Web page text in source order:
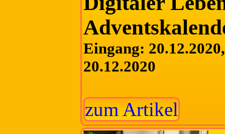
Eingang:
20.12.2020
zum Artikel